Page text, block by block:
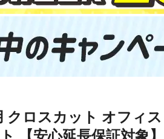
クロスカット オフィ